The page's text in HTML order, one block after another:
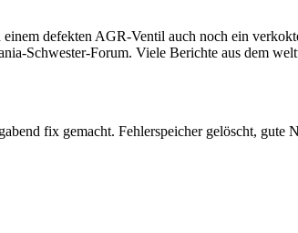
defekten AGR-Ventil auch noch ein
Schwester-Forum. Viele Berichte aus dem
fix gemacht. Fehlerspeicher gelöscht, gute